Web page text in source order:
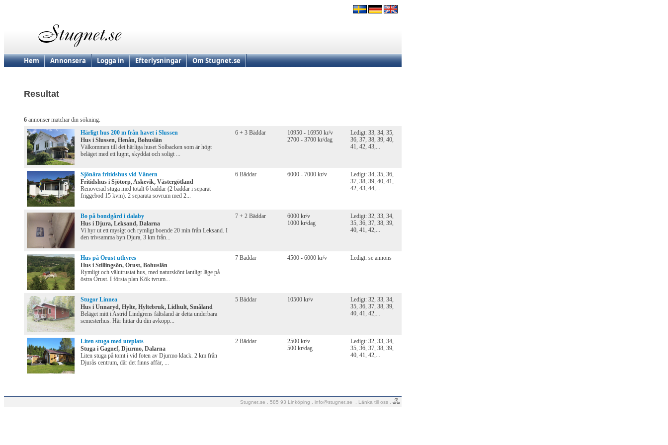
Hem Annonsera Logga in Efterlysningar Om Stugnet.se
Resultat
6 annonser matchar din sökning.
Härligt hus 200 m från havet i Slussen
Hus i Slussen, Henån, Bohuslän
Välkommen till det härliga huset Solbacken som är högt
beläget med ett lugnt, skyddat och soligt ...
6 + 3 Bäddar
10950 - 16950 kr/v
2700 - 3700 kr/dag
Ledigt: 33, 34, 35,
36, 37, 38, 39, 40,
41, 42, 43,...
Sjönära fritidshus vid Vänern
Fritidshus i Sjötorp, Askevik, Västergötland
Renoverad stuga med totalt 6 bäddar (2 bäddar i separat
friggebod 15 kvm). 2 separata sovrum med 2...
6 Bäddar 6000 - 7000 kr/v
Ledigt: 34, 35, 36,
37, 38, 39, 40, 41,
42, 43, 44,...
Bo på bondgård i dalaby
Hus i Djura, Leksand, Dalarna
Vi hyr ut ett mysigt och rymligt boende 20 min från Leksand. I
den trivsamma byn Djura, 3 km från...
7 + 2 Bäddar
6000 kr/v
1000 kr/dag
Ledigt: 32, 33, 34,
35, 36, 37, 38, 39,
40, 41, 42,...
Hus på Orust uthyres
Hus i Stillingsön, Orust, Bohuslän
Rymligt och välutrustat hus, med naturskönt lantligt läge på
östra Orust. I första plan Kök tvrum...
7 Bäddar 4500 - 6000 kr/v Ledigt: se annons
Stugor Linnea
Hus i Unnaryd, Hylte, Hyltebruk, Lidhult, Småland
Beläget mitt i Astrid Lindgrens fältsland är detta underbara
semesterhus. Här hittar du din avkopp...
5 Bäddar 10500 kr/v
Ledigt: 32, 33, 34,
35, 36, 37, 38, 39,
40, 41, 42,...
Liten stuga med uteplats
Stuga i Gagnef, Djurmo, Dalarna
Liten stuga på tomt i vid foten av Djurmo klack. 2 km från
Djurås centrum, där det finns affär, ...
2 Bäddar
2500 kr/v
500 kr/dag
Ledigt: 32, 33, 34,
35, 36, 37, 38, 39,
40, 41, 42,...
Stugnet.se . 585 93 Linköping . info@stugnet.se Länka till oss